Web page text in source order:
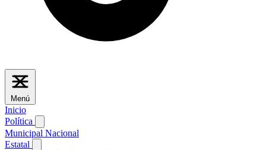
Menú
Inicio
Política
Municipal Nacional
Estatal